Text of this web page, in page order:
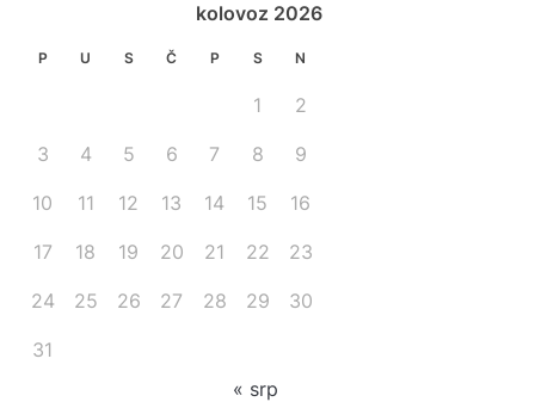
kolovoz 2026
P U S Č P S N
1 2
3 4 5 6 7 8 9
10 11 12 13 14 15 16
17 18 19 20 21 22 23
24 25 26 27 28 29 30
31
« srp